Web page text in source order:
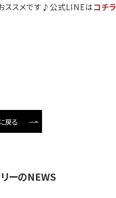
ススメです♪ 公式LINEはコチラ
戻る
ーのNEWS